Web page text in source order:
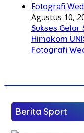
Agustus 10,
Sukses
Himakom
Fotografi
Berita Sport